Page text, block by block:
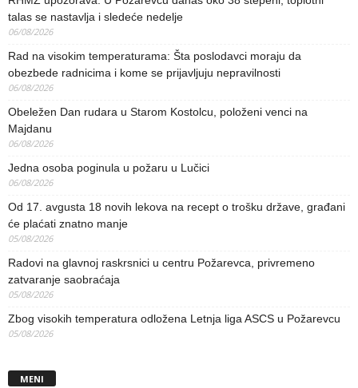
talas se nastavlja i sledeće nedelje
06/08/2026
Rad na visokim temperaturama: Šta poslodavci moraju da
obezbede radnicima i kome se prijavljuju nepravilnosti
06/08/2026
Obeležen Dan rudara u Starom Kostolcu, položeni venci na
Majdanu
06/08/2026
Jedna osoba poginula u požaru u Lučici
06/08/2026
Od 17. avgusta 18 novih lekova na recept o trošku države, građani
će plaćati znatno manje
05/08/2026
Radovi na glavnoj raskrsnici u centru Požarevca, privremeno
zatvaranje saobraćaja
05/08/2026
Zbog visokih temperatura odložena Letnja liga ASCS u Požarevcu
05/08/2026
MENI